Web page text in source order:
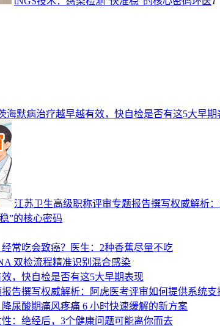
海默病治疗越早越有效，快自检是否有这5大早期
江苏卫生高级职称评审专题报告撰写权威解析
”的核心密码
常吃会致癌？医生：2种香蕉尽量不吃
双检流程精准识别混合感染
，快自检是否有这5大早期表现
告撰写权威解析：阿虎医考评审如何提供系统支
尿酸期痛风疼痛 6 小时快速缓解的新方案
：绝经后，3个健康问题可能离你而去